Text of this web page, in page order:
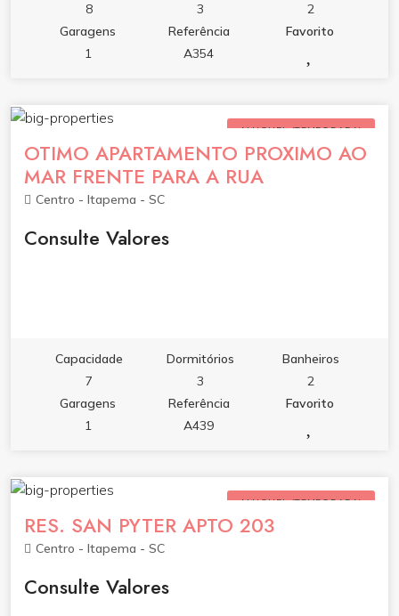
8
3
2
Garagens
1
Referência
A354
Favorito
ALUGUEL (TEMPORADA)
OTIMO APARTAMENTO PROXIMO AO
MAR FRENTE PARA A RUA
Centro - Itapema - SC
Consulte Valores
Capacidade
7
Dormitórios
3
Banheiros
2
Garagens
1
Referência
A439
Favorito
ALUGUEL (TEMPORADA)
RES. SAN PYTER APTO 203
Centro - Itapema - SC
Consulte Valores